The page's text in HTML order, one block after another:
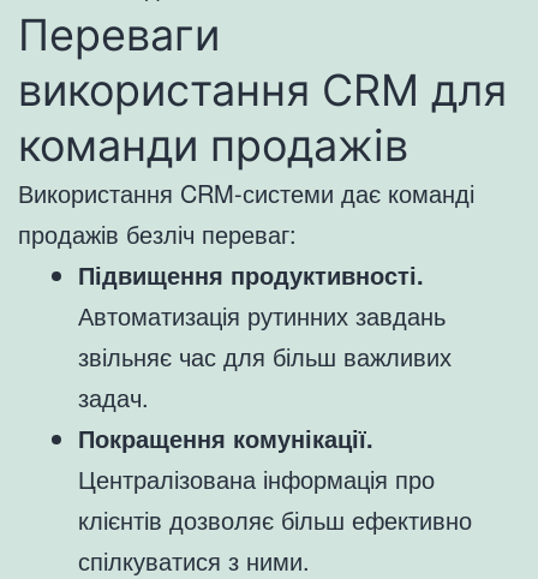
Переваги
використання CRM для
команди продажів
Використання CRM-системи дає команді
продажів безліч переваг:
Підвищення продуктивності.
Автоматизація рутинних завдань
звільняє час для більш важливих
задач.
Покращення комунікації.
Централізована інформація про
клієнтів дозволяє більш ефективно
спілкуватися з ними.